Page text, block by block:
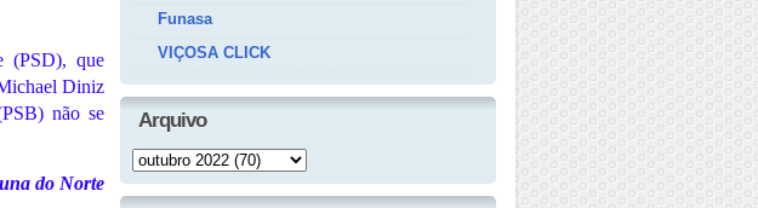
(PSD), que
Diniz
não se
do Norte
Funasa
VIÇOSA CLICK
Arquivo